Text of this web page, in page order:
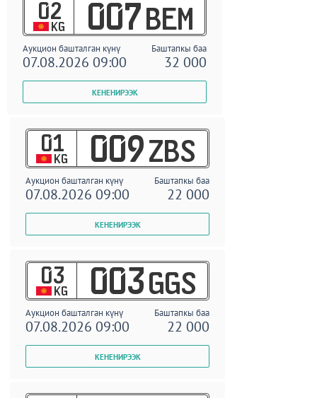
02
KG 007 BEM
Аукцион башталган күнү Баштапкы баа
07.08.2026 09:00 32 000
01
KG 009 ZBS
Аукцион башталган күнү Баштапкы баа
07.08.2026 09:00 22 000
03
KG 003 GGS
Аукцион башталган күнү Баштапкы баа
07.08.2026 09:00 22 000